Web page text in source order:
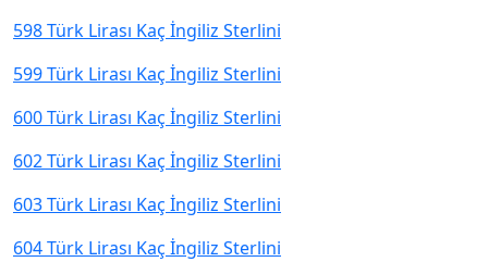
598 Türk Lirası Kaç İngiliz Sterlini
599 Türk Lirası Kaç İngiliz Sterlini
600 Türk Lirası Kaç İngiliz Sterlini
602 Türk Lirası Kaç İngiliz Sterlini
603 Türk Lirası Kaç İngiliz Sterlini
604 Türk Lirası Kaç İngiliz Sterlini